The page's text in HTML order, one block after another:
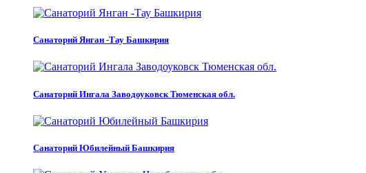
Санаторий Янган -Тау Башкирия
Санаторий Ингала Заводоуковск Тюменская обл.
Санаторий Юбилейный Башкирия